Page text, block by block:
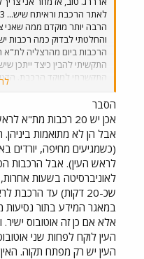
הרבה יותר מוקדם ממה
התקשרתי למוקד הרכבת.
העין
אוניברסיטא ומת"א
מדי קפה מזיק למוח). אי לכך
איפה רכבת ישראל מוצאת
הסבר
אכן יש 20 רכבות
אבל הן לא מתואמות
(כשמגיעים מחיפה, יורדים
לראש העין). אבל הרכבות
לאוניברסיטה בשעות
שכ-20 דקות) עד
במאגר המידע בתור נסיעות
אלא אם כן זה אוטובוס
העין לוקח לפחות שני
העין יש רק מפתח תקוה.